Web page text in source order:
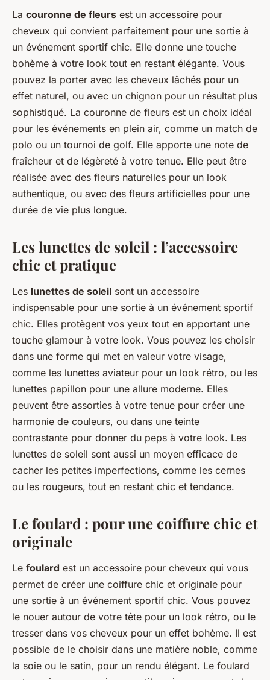
La couronne de fleurs est un accessoire pour
cheveux qui convient parfaitement pour une sortie à
un événement sportif chic. Elle donne une touche
bohème à votre look tout en restant élégante. Vous
pouvez la porter avec les cheveux lâchés pour un
effet naturel, ou avec un chignon pour un résultat plus
sophistiqué. La couronne de fleurs est un choix idéal
pour les événements en plein air, comme un match de
polo ou un tournoi de golf. Elle apporte une note de
fraîcheur et de légèreté à votre tenue. Elle peut être
réalisée avec des fleurs naturelles pour un look
authentique, ou avec des fleurs artificielles pour une
durée de vie plus longue.
Les lunettes de soleil : l’accessoire
chic et pratique
Les lunettes de soleil sont un accessoire
indispensable pour une sortie à un événement sportif
chic. Elles protègent vos yeux tout en apportant une
touche glamour à votre look. Vous pouvez les choisir
dans une forme qui met en valeur votre visage,
comme les lunettes aviateur pour un look rétro, ou les
lunettes papillon pour une allure moderne. Elles
peuvent être assorties à votre tenue pour créer une
harmonie de couleurs, ou dans une teinte
contrastante pour donner du peps à votre look. Les
lunettes de soleil sont aussi un moyen efficace de
cacher les petites imperfections, comme les cernes
ou les rougeurs, tout en restant chic et tendance.
Le foulard : pour une coiffure chic et
originale
Le foulard est un accessoire pour cheveux qui vous
permet de créer une coiffure chic et originale pour
une sortie à un événement sportif chic. Vous pouvez
le nouer autour de votre tête pour un look rétro, ou le
tresser dans vos cheveux pour un effet bohème. Il est
possible de le choisir dans une matière noble, comme
la soie ou le satin, pour un rendu élégant. Le foulard